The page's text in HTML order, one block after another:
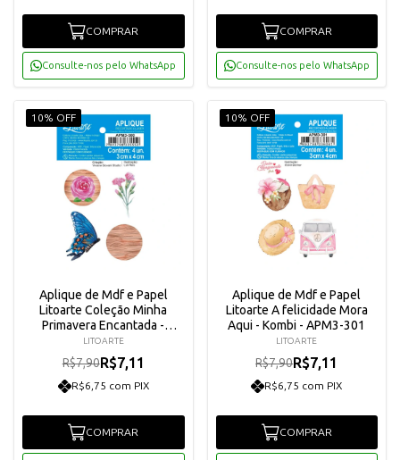
COMPRAR
Consulte-nos pelo WhatsApp
COMPRAR
Consulte-nos pelo WhatsApp
10% OFF
Aplique de Mdf e Papel
Litoarte Coleção Minha
Primavera Encantada -
Sousplat - APM3-300
LITOARTE
R$7,90R$7,11
R$6,75 com PIX
COMPRAR
10% OFF
Aplique de Mdf e Papel
Litoarte A felicidade Mora
Aqui - Kombi - APM3-301
LITOARTE
R$7,90R$7,11
R$6,75 com PIX
COMPRAR